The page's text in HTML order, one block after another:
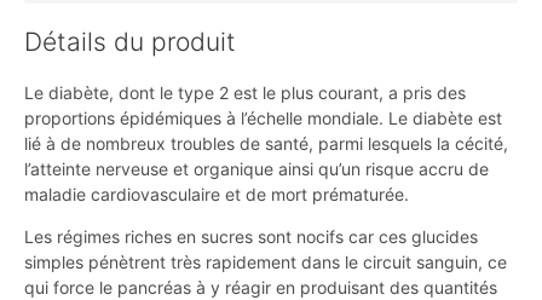
Détails du produit
Le diabète, dont le type 2 est le plus courant, a pris des
proportions épidémiques à l’échelle mondiale. Le diabète est
lié à de nombreux troubles de santé, parmi lesquels la cécité,
l’atteinte nerveuse et organique ainsi qu’un risque accru de
maladie cardiovasculaire et de mort prématurée.
Les régimes riches en sucres sont nocifs car ces glucides
simples pénètrent très rapidement dans le circuit sanguin, ce
qui force le pancréas à y réagir en produisant des quantités